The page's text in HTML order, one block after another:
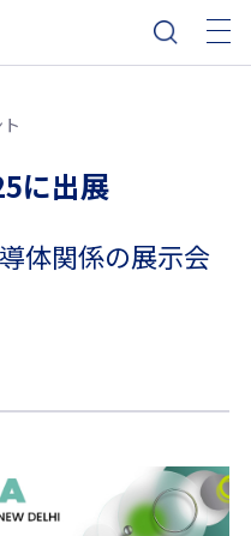
に出展
体関係の展示会